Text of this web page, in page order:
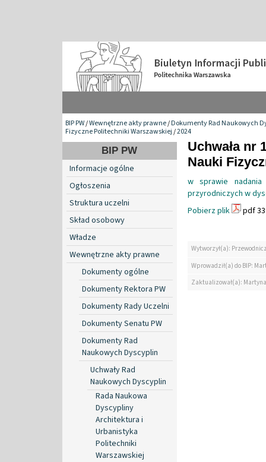
BIP PW/Wewnętrzne akty prawne/Dokumenty Rad Naukowych
Fizyczne Politechniki Warszawskiej/2024
BIP PW
Informacje ogólne
Ogłoszenia
Struktura uczelni
Skład osobowy
Władze
Wewnętrzne akty prawne
Dokumenty ogólne
Dokumenty Rektora PW
Dokumenty Rady Uczelni
Dokumenty Senatu PW
Dokumenty Rad
Naukowych Dyscyplin
Uchwały Rad
Naukowych Dyscyplin
Rada Naukowa
Dyscypliny
Architektura i
Urbanistyka
Politechniki
Warszawskiej
Uchwała nr
Nauki
w sprawie
przyrodniczych w
Pobierz plik
pdf
Wytworzył(a):
Wprowadził(a) do BIP:
Zaktualizował(a):